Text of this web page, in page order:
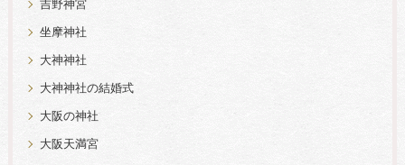
吉野神宮
坐摩神社
大神神社
大神神社の結婚式
大阪の神社
大阪天満宮